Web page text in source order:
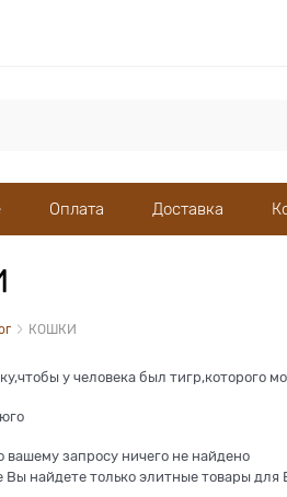
Оплата Доставка
КОШКИ
у человека был тигр,которого
вашему запросу ничего не найдено
Вы найдете только элитные товары для